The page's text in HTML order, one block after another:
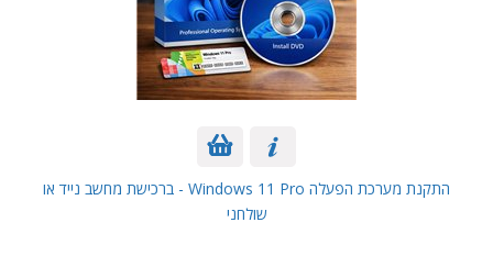
התקנת מערכת הפעלה Windows 11 Pro - ברכישת מחשב נייד או
שולחני